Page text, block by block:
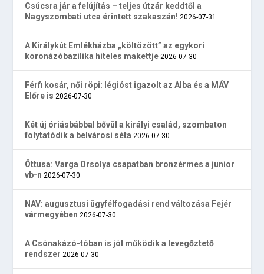
Csúcsra jár a felújítás – teljes útzár keddtől a
Nagyszombati utca érintett szakaszán! 2026-07-31
A Királykút Emlékházba „költözött” az egykori
koronázóbazilika hiteles makettje 2026-07-30
Férfi kosár, női röpi: légióst igazolt az Alba és a MÁV
Előre is 2026-07-30
Két új óriásbábbal bővül a királyi család, szombaton
folytatódik a belvárosi séta 2026-07-30
Öttusa: Varga Orsolya csapatban bronzérmes a junior
vb-n 2026-07-30
NAV: augusztusi ügyfélfogadási rend változása Fejér
vármegyében 2026-07-30
A Csónakázó-tóban is jól működik a levegőztető
rendszer 2026-07-30